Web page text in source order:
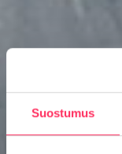
Suostumus